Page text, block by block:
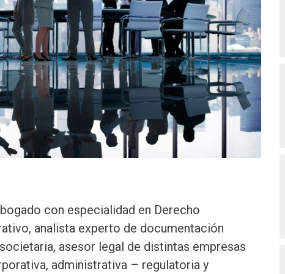
con especialidad en Derecho
analista experto de documentación
asesor legal de distintas empresas
administrativa – regulatoria y